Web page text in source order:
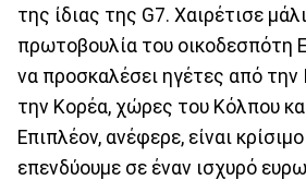
της ίδιας της G7. Χαιρέτισε
πρωτοβουλία του οικοδεσπότη
να προσκαλέσει ηγέτες από την
την Κορέα, χώρες του Κόλπου
Επιπλέον, ανέφερε, είναι
επενδύουμε σε έναν ισχυρό